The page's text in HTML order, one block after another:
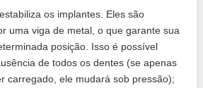
os implantes. Eles são
uma viga de metal, o que garante sua
posição. Isso é possível
de todos os dentes (se apenas
carregado, ele mudará sob pressão);